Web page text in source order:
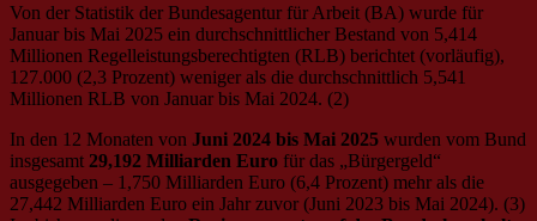
Von der Statistik der Bundesagentur für Arbeit (BA) wurde für
Januar bis Mai 2025 ein durchschnittlicher Bestand von 5,414
Millionen Regelleistungsberechtigten (RLB) berichtet (vorläufig),
127.000 (2,3 Prozent) weniger als die durchschnittlich 5,541
Millionen RLB von Januar bis Mai 2024. (2)
In den 12 Monaten von Juni 2024 bis Mai 2025 wurden vom Bund
insgesamt 29,192 Milliarden Euro für das „Bürgergeld“
ausgegeben – 1,750 Milliarden Euro (6,4 Prozent) mehr als die
27,442 Milliarden Euro ein Jahr zuvor (Juni 2023 bis Mai 2024). (3)